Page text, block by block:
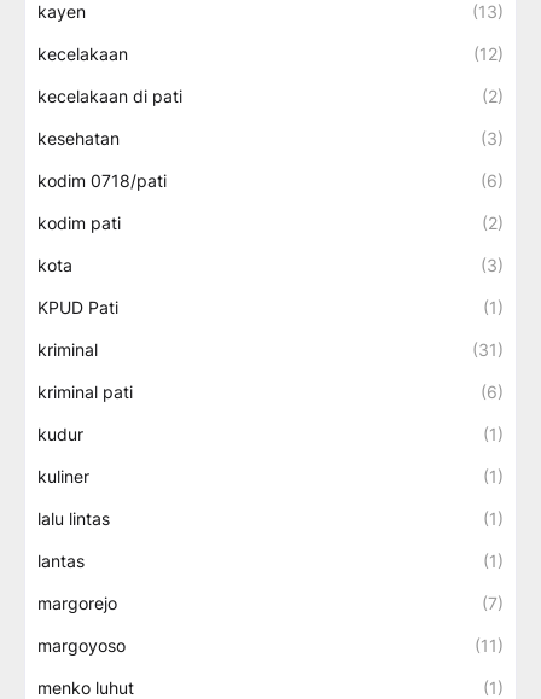
kayen (13)
kecelakaan (12)
kecelakaan di pati (2)
kesehatan (3)
kodim 0718/pati (6)
kodim pati (2)
kota (3)
KPUD Pati (1)
kriminal (31)
kriminal pati (6)
kudur (1)
kuliner (1)
lalu lintas (1)
lantas (1)
margorejo (7)
margoyoso (11)
menko luhut (1)